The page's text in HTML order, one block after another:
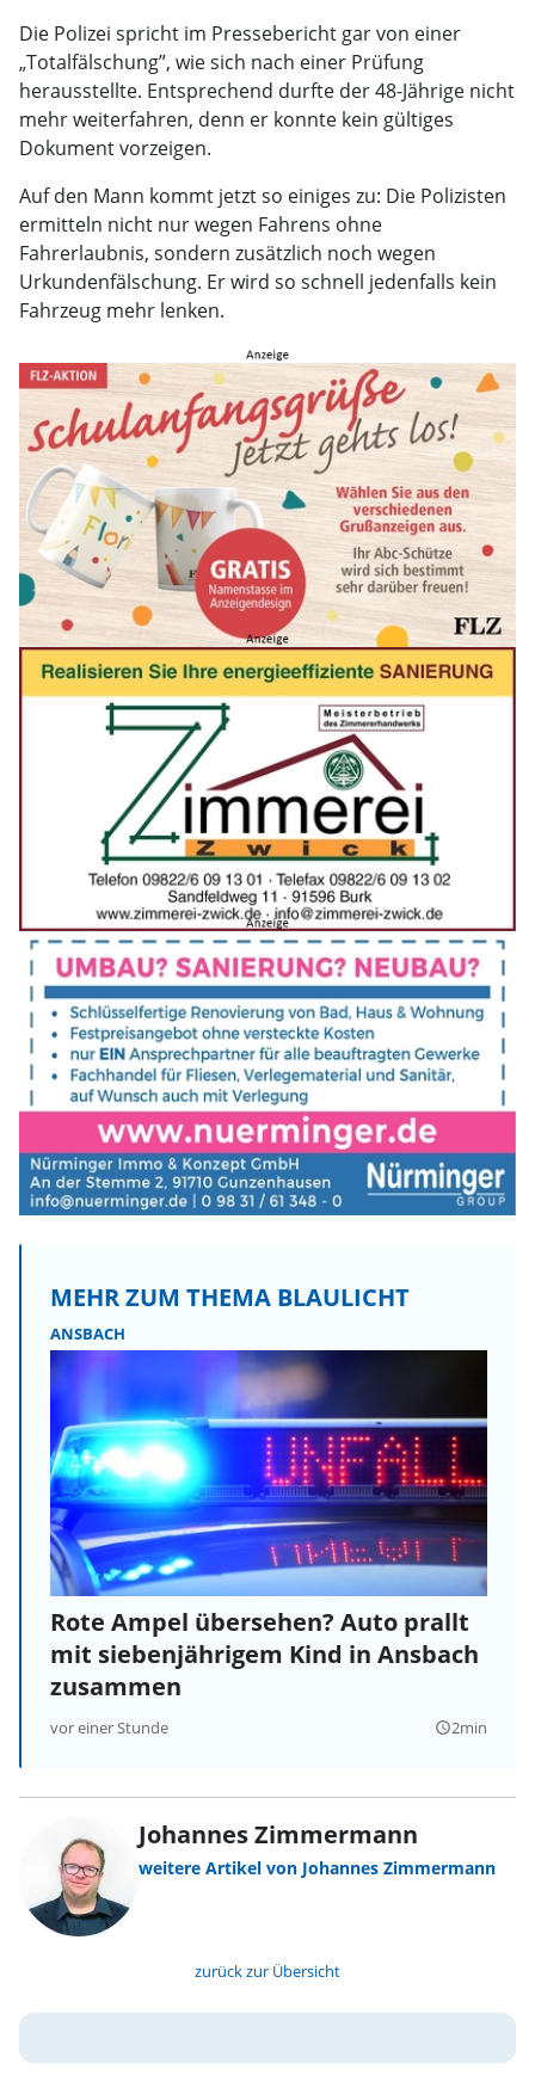
Die Polizei spricht im Pressebericht gar von einer
„Totalfälschung”, wie sich nach einer Prüfung
herausstellte. Entsprechend durfte der 48-Jährige nicht
mehr weiterfahren, denn er konnte kein gültiges
Dokument vorzeigen.
Auf den Mann kommt jetzt so einiges zu: Die Polizisten
ermitteln nicht nur wegen Fahrens ohne
Fahrerlaubnis, sondern zusätzlich noch wegen
Urkundenfälschung. Er wird so schnell jedenfalls kein
Fahrzeug mehr lenken.
MEHR ZUM THEMA BLAULICHT
ANSBACH
Rote Ampel übersehen? Auto prallt
mit siebenjährigem Kind in Ansbach
zusammen
vor einer Stunde query_builder2min
Johannes Zimmermann
weitere Artikel von Johannes Zimmermann
zurück zur Übersicht